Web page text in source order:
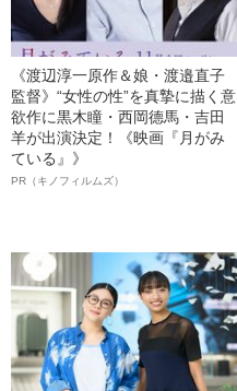
《渡辺淳一原作＆娘・渡邉直子
監督》“女性の性”を真摯に描く意
欲作に黒木瞳・西岡德馬・吉田
羊が出演決定！《映画『月がみ
ている』》
PR（キノフィルムズ）